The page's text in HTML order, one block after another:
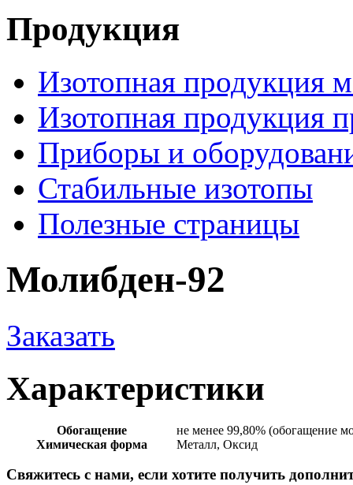
Продукция
Изотопная продукция
Изотопная продукция
Приборы и
Стабильные изотопы
Полезные страницы
Молибден-92
Заказать
Характеристики
Обогащение
не менее 99,80% (обогащение
Химическая форма
Металл, Оксид
Свяжитесь с нами, если хотите получить